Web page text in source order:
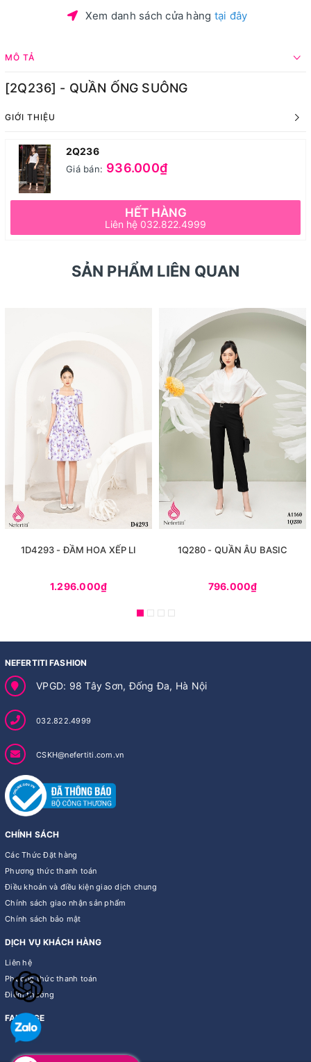
Xem danh sách cửa hàng tại đây
MÔ TẢ
[2Q236] - QUẦN ỐNG SUÔNG
GIỚI THIỆU
2Q236
Giá bán: 936.000₫
HẾT HÀNG
Liên hệ 032.822.4999
SẢN PHẨM LIÊN QUAN
1D4293 - ĐẦM HOA XẾP LI
1.296.000₫
1Q280 - QUẦN ÂU BASIC
796.000₫
NEFERTITI FASHION
VPGD: 98 Tây Sơn, Đống Đa, Hà Nội
032.822.4999
CSKH@nefertiti.com.vn
CHÍNH SÁCH
Các Thức Đặt hàng
Phương thức thanh toán
Điều khoản và điều kiện giao dịch chung
Chính sách giao nhận sản phẩm
Chính sách bảo mật
DỊCH VỤ KHÁCH HÀNG
Liên hệ
Phương thức thanh toán
Điểm thưởng
FANPAGE